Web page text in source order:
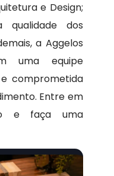
e Design;
dos
a Aggelos
uma equipe
comprometida
Entre em
e faça uma